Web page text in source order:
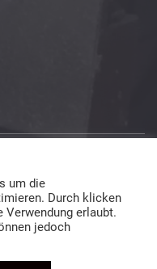
Rights Reserved
um die
Durch klicken
Verwendung erlaubt.
jedoch